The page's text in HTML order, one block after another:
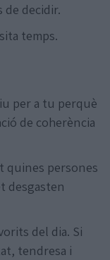
de decidir.
temps.
per a tu perquè
de coherència
quines persones
desgasten
del dia. Si
tendresa i